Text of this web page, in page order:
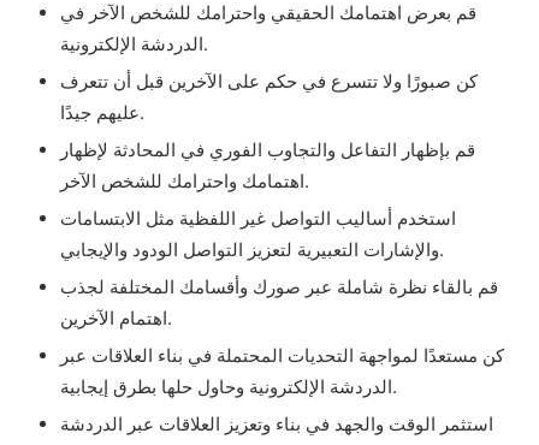
قم بعرض اهتمامك الحقيقي واحترامك للشخص الآخر في
الدردشة الإلكترونية.
كن صبورًا ولا تتسرع في حكم على الآخرين قبل أن تتعرف
عليهم جيدًا.
قم بإظهار التفاعل والتجاوب الفوري في المحادثة لإظهار
اهتمامك واحترامك للشخص الآخر.
استخدم أساليب التواصل غير اللفظية مثل الابتسامات
والإشارات التعبيرية لتعزيز التواصل الودود والإيجابي.
قم بالقاء نظرة شاملة عبر صورك وأقسامك المختلفة لجذب
اهتمام الآخرين.
كن مستعدًا لمواجهة التحديات المحتملة في بناء العلاقات عبر
الدردشة الإلكترونية وحاول حلها بطرق إيجابية.
استثمر الوقت والجهد في بناء وتعزيز العلاقات عبر الدردشة